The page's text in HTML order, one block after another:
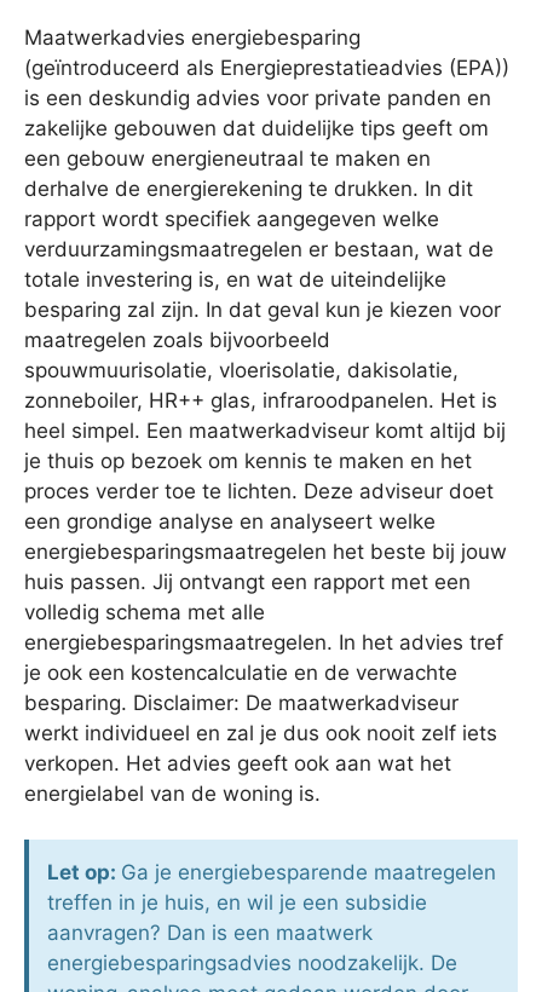
Maatwerkadvies energiebesparing
(geïntroduceerd als Energieprestatieadvies (EPA))
is een deskundig advies voor private panden en
zakelijke gebouwen dat duidelijke tips geeft om
een gebouw energieneutraal te maken en
derhalve de energierekening te drukken. In dit
rapport wordt specifiek aangegeven welke
verduurzamingsmaatregelen er bestaan, wat de
totale investering is, en wat de uiteindelijke
besparing zal zijn. In dat geval kun je kiezen voor
maatregelen zoals bijvoorbeeld
spouwmuurisolatie, vloerisolatie, dakisolatie,
zonneboiler, HR++ glas, infraroodpanelen. Het is
heel simpel. Een maatwerkadviseur komt altijd bij
je thuis op bezoek om kennis te maken en het
proces verder toe te lichten. Deze adviseur doet
een grondige analyse en analyseert welke
energiebesparingsmaatregelen het beste bij jouw
huis passen. Jij ontvangt een rapport met een
volledig schema met alle
energiebesparingsmaatregelen. In het advies tref
je ook een kostencalculatie en de verwachte
besparing. Disclaimer: De maatwerkadviseur
werkt individueel en zal je dus ook nooit zelf iets
verkopen. Het advies geeft ook aan wat het
energielabel van de woning is.
Let op: Ga je energiebesparende maatregelen
treffen in je huis, en wil je een subsidie
aanvragen? Dan is een maatwerk
energiebesparingsadvies noodzakelijk. De